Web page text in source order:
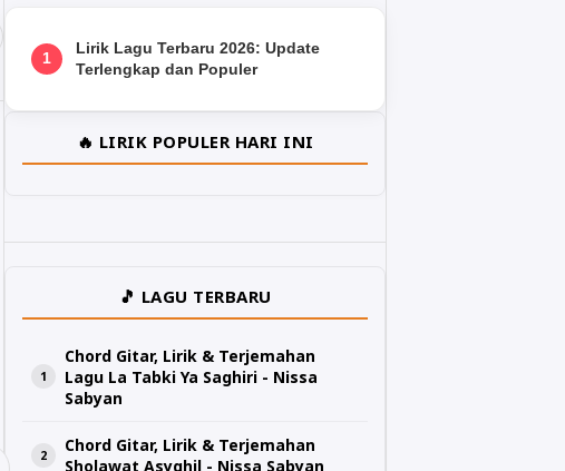
1
Lirik Lagu Terbaru 2026: Update
Terlengkap dan Populer
🔥 LIRIK POPULER HARI INI
🎵 LAGU TERBARU
Chord Gitar, Lirik & Terjemahan
Lagu La Tabki Ya Saghiri - Nissa
Sabyan
Chord Gitar, Lirik & Terjemahan
Sholawat Asyghil - Nissa Sabyan